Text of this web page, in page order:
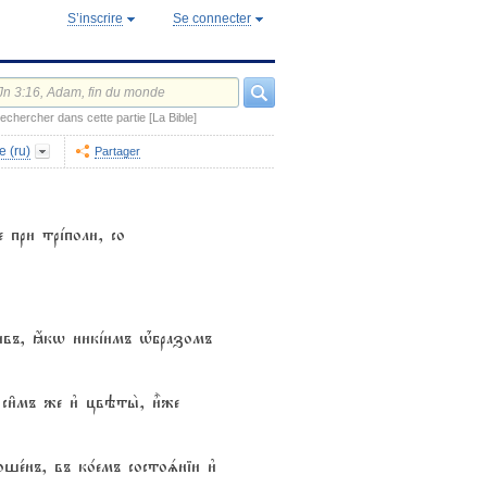
S’inscrire Se connecter
dans cette partie [La Bible]
(ru) Partager
при трjполи, со
ћкw никjимъ њ1бразомъ
же и3 цвэты2, и5же
въ ко1емъ состоsніи и3